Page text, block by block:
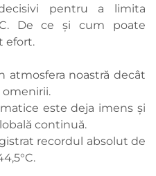
pentru a limita
De ce și cum poate
efort.
noastră decât
este deja imens și
continuă.
recordul absolut de